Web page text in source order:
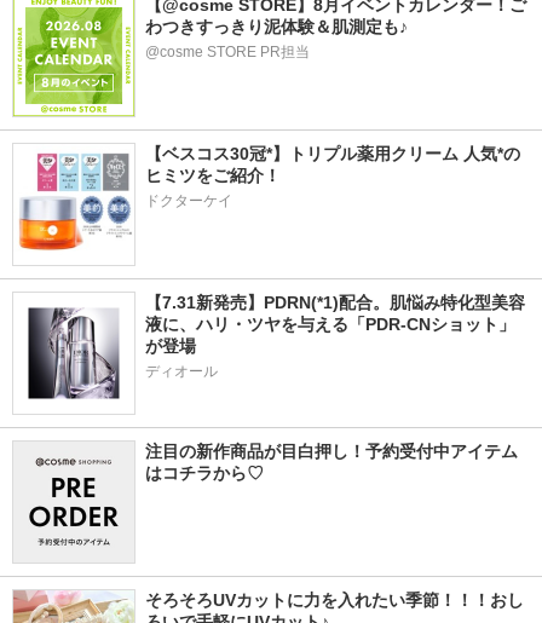
【@cosme STORE】8月イベントカレンダー！ご
わつきすっきり泥体験＆肌測定も♪
@cosme STORE PR担当
【ベスコス30冠*】トリプル薬用クリーム 人気*の
ヒミツをご紹介！
ドクターケイ
【7.31新発売】PDRN(*1)配合。肌悩み特化型美容
液に、ハリ・ツヤを与える「PDR-CNショット」
が登場
ディオール
注目の新作商品が目白押し！予約受付中アイテム
はコチラから♡
そろそろUVカットに力を入れたい季節！！！おし